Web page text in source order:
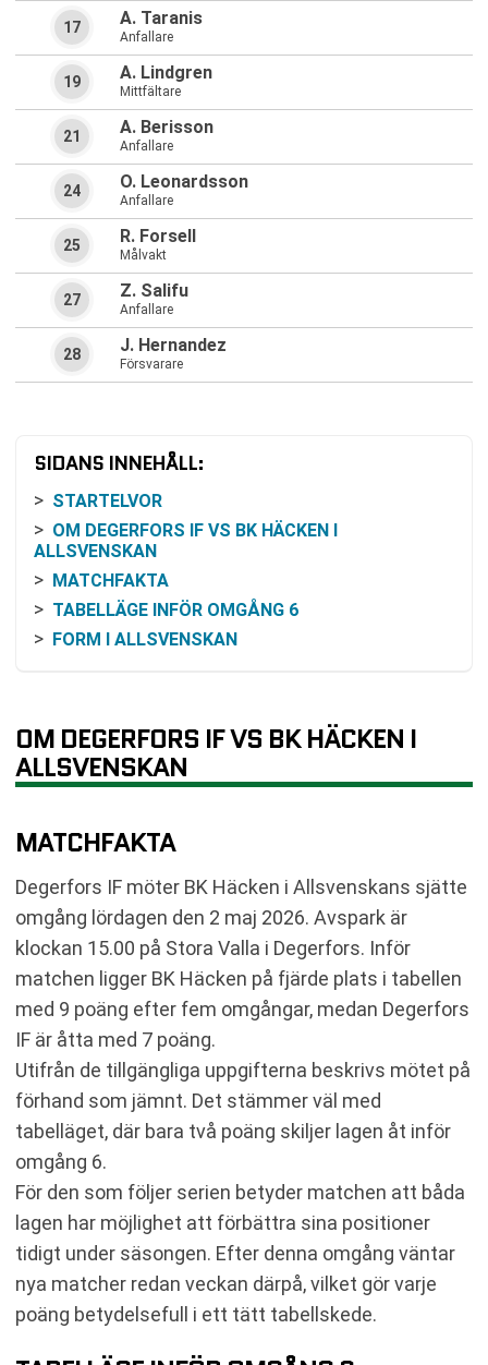
A. Taranis
Anfallare
17
A. Lindgren
Mittfältare
19
A. Berisson
Anfallare
21
O. Leonardsson
Anfallare
24
R. Forsell
Målvakt
25
Z. Salifu
Anfallare
27
J. Hernandez
Försvarare
28
SIDANS INNEHÅLL:
STARTELVOR
OM DEGERFORS IF VS BK HÄCKEN I
ALLSVENSKAN
MATCHFAKTA
TABELLÄGE INFÖR OMGÅNG 6
FORM I ALLSVENSKAN
HUR MATCHEN KAN FÖLJAS
KLUBBARNA I KORTHET
DET NÄRMASTE SPELSCHEMAT
HÄCKEN
SENASTE RESULTAT BK HÄCKEN
RESULTAT INBÖRDES MÖTEN
TABELL
KOMMANDE MATCHER DEGERFORS IF
KOMMANDE MATCHER BK HÄCKEN
RELATERADE NYHETER
OM DEGERFORS IF VS BK HÄCKEN I
ALLSVENSKAN
MATCHFAKTA
Degerfors IF möter BK Häcken i Allsvenskans sjätte
omgång lördagen den 2 maj 2026. Avspark är
klockan 15.00 på Stora Valla i Degerfors. Inför
matchen ligger BK Häcken på fjärde plats i tabellen
med 9 poäng efter fem omgångar, medan Degerfors
IF är åtta med 7 poäng.
Utifrån de tillgängliga uppgifterna beskrivs mötet på
förhand som jämnt. Det stämmer väl med
tabelläget, där bara två poäng skiljer lagen åt inför
omgång 6.
För den som följer serien betyder matchen att båda
lagen har möjlighet att förbättra sina positioner
tidigt under säsongen. Efter denna omgång väntar
nya matcher redan veckan därpå, vilket gör varje
poäng betydelsefull i ett tätt tabellskede.